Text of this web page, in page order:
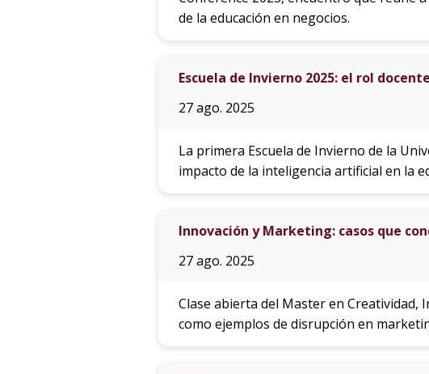
de la educación en negocios.
Escuela de Invierno 2025: el rol
27 ago. 2025
La primera Escuela de Invierno de la
impacto de la inteligencia artificial en la
Innovación y Marketing: casos que
27 ago. 2025
Clase abierta del Master en
como ejemplos de disrupción en